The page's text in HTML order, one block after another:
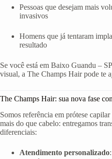
Pessoas que desejam mais
invasivos
Homens que já tentaram
resultado
Se você está em Baixo Guandu –
visual, a The Champs Hair pode te
The Champs Hair: sua nova fase
Somos referência em prótese
mais do que cabelo: entregamos
diferenciais:
Atendimento personalizado